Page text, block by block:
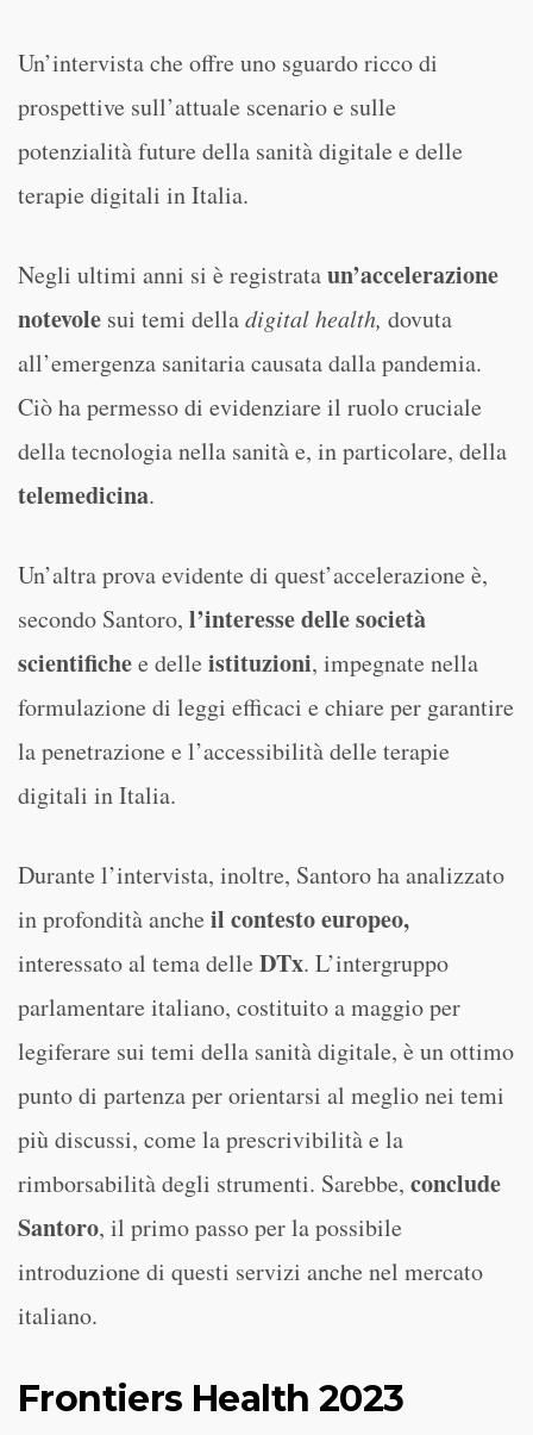
Un’intervista che offre uno sguardo ricco di
prospettive sull’attuale scenario e sulle
potenzialità future della sanità digitale e delle
terapie digitali in Italia.
Negli ultimi anni si è registrataun’accelerazione
notevole sui temi delladigital health, dovuta
all’emergenza sanitaria causata dalla pandemia.
Ciò ha permesso di evidenziare il ruolo cruciale
della tecnologia nella sanità e, in particolare, della
telemedicina.
Un’altra prova evidente di quest’accelerazione è,
secondo Santoro, l’interesse delle società
scientifichee delle istituzioni, impegnate nella
formulazione di leggi efficaci e chiare per garantire
la penetrazione e l’accessibilità delle terapie
digitali in Italia.
Durante l’intervista, inoltre, Santoro ha analizzato
in profondità anche il contesto europeo,
interessato al tema delle DTx. L’intergruppo
parlamentare italiano, costituito a maggio per
legiferare sui temi della sanità digitale, è un ottimo
punto di partenza per orientarsi al meglio nei temi
più discussi, come la prescrivibilità e la
rimborsabilità degli strumenti. Sarebbe, conclude
Santoro, il primo passo per la possibile
introduzione di questi servizi anche nel mercato
italiano.
Frontiers Health 2023